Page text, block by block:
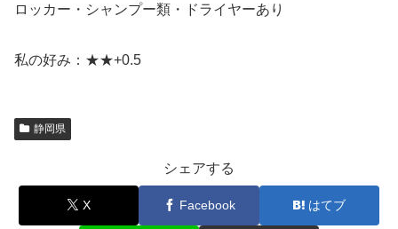
ロッカー・シャンプー類・ドライヤーあり
私の好み：★★+0.5
静岡県
シェアする
X Facebook はてブ